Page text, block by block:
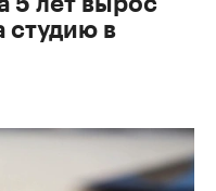
студию в